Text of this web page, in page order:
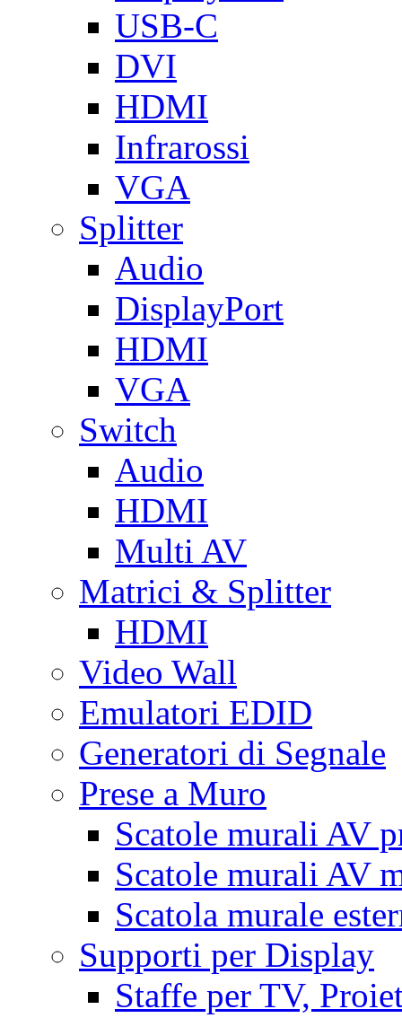
USB-C
DVI
HDMI
Infrarossi
VGA
Splitter
Audio
DisplayPort
HDMI
VGA
Switch
Audio
HDMI
Multi AV
Matrici & Splitter
HDMI
Video Wall
Emulatori EDID
Generatori di Segnale
Prese a Muro
Scatole murali AV
Scatole murali AV
Scatola murale
Supporti per Display
Staffe per TV,